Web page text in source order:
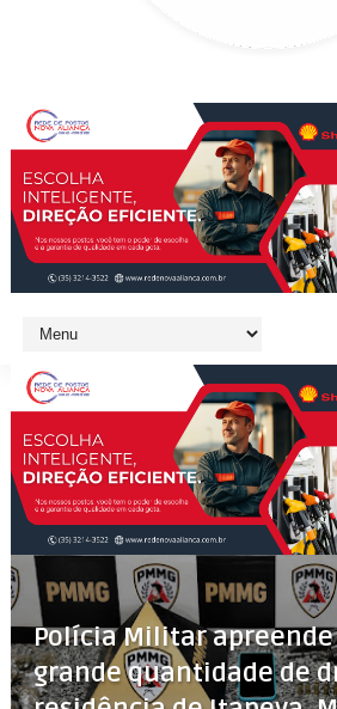
Polícia Militar
grande quantidade de